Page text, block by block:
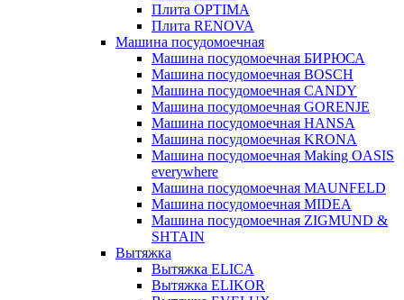
Плита OPTIMA
Плита RENOVA
Машина посудомоечная
Машина посудомоечная БИРЮСА
Машина посудомоечная BOSCH
Машина посудомоечная CANDY
Машина посудомоечная GORENJE
Машина посудомоечная HANSA
Машина посудомоечная KRONA
Машина посудомоечная Making OASIS
everywhere
Машина посудомоечная MAUNFELD
Машина посудомоечная MIDEA
Машина посудомоечная ZIGMUND &
SHTAIN
Вытяжка
Вытяжка ELICA
Вытяжка ELIKOR